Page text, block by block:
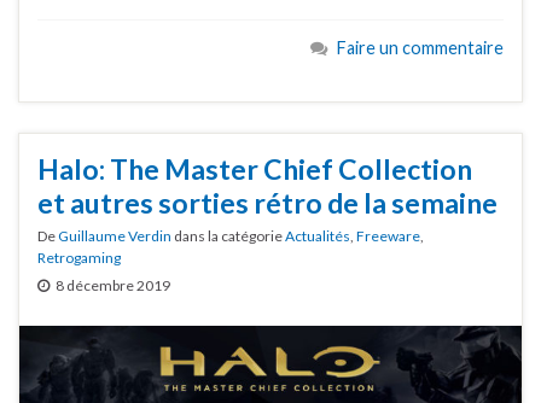
Faire un commentaire
Halo: The Master Chief Collection
et autres sorties rétro de la semaine
DeGuillaume Verdin dans la catégorieActualités, Freeware,
Retrogaming
8 décembre 2019